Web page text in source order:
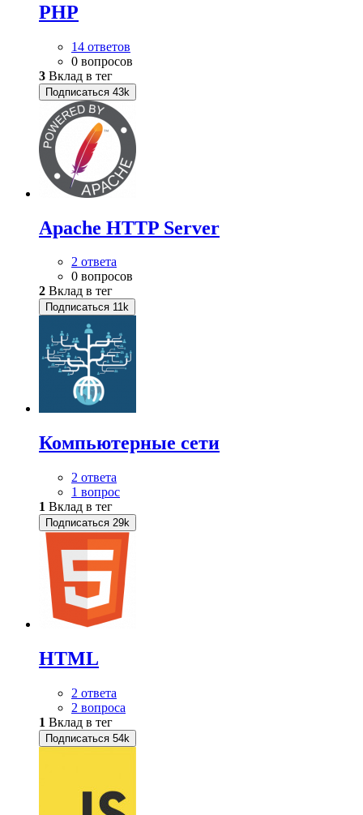
PHP
14 ответов
0 вопросов
3 Вклад в тег
Подписаться 43k
Apache HTTP Server
2 ответа
0 вопросов
2 Вклад в тег
Подписаться 11k
Компьютерные сети
2 ответа
1 вопрос
1 Вклад в тег
Подписаться 29k
HTML
2 ответа
2 вопроса
1 Вклад в тег
Подписаться 54k